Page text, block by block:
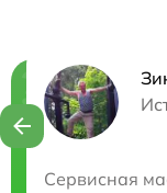
Сервисная
Нужна